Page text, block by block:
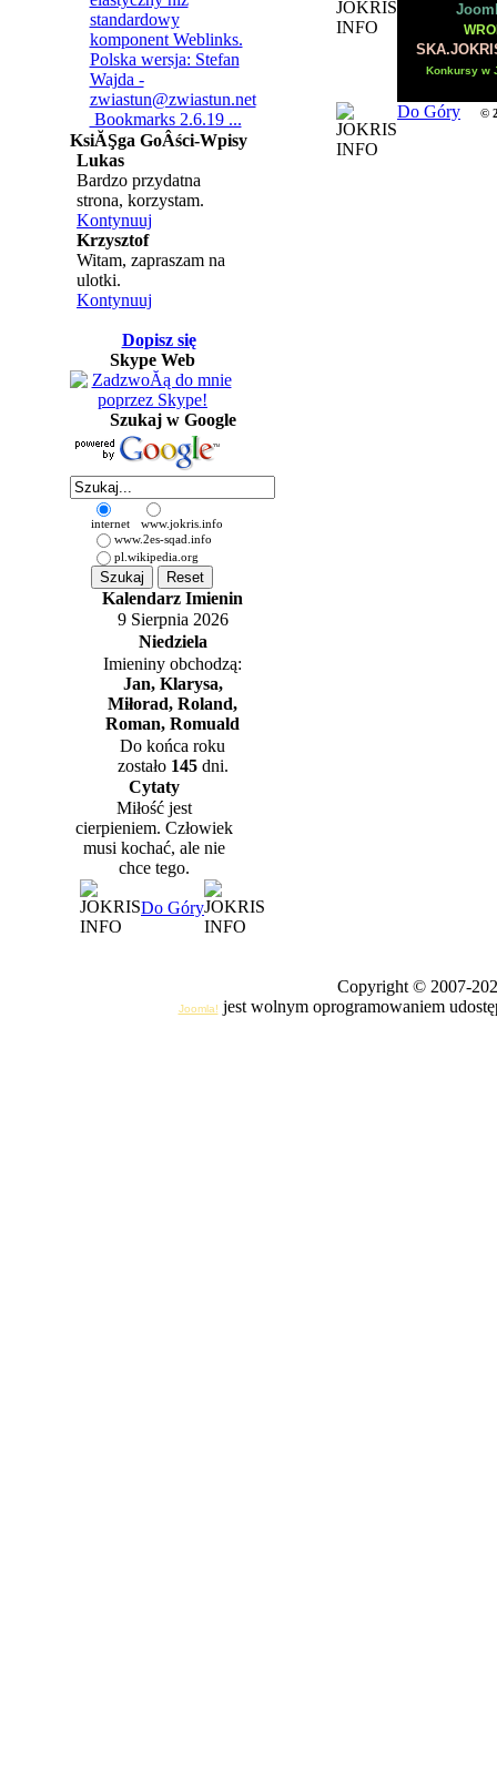
Bookmarks 2.6.19 ...
KsiĂŞga GoÂści-Wpisy
Lukas
Bardzo przydatna
strona, korzystam.
Kontynuuj
Krzysztof
Witam, zapraszam na
ulotki.
Kontynuuj
Dopisz się
Skype Web
Szukaj w Google
internet
www.jokris.info
www.2es-sqad.info
pl.wikipedia.org
Kalendarz Imienin
9 Sierpnia 2026
Niedziela
Imieniny obchodzą:
Jan, Klarysa,
Miłorad, Roland,
Roman, Romuald
Do końca roku
zostało 145dni.
Cytaty
Miłość jest
cierpieniem. Człowiek
musi kochać, ale nie
chce tego.
Do Góry
Konkursy w
Do Góry ©
Copyright © 2007-
Joomla! jest wolnym oprogramowaniem